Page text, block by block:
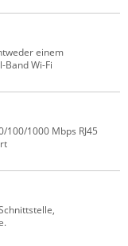
einem
Band Wi-Fi
1000 Mbps RJ45